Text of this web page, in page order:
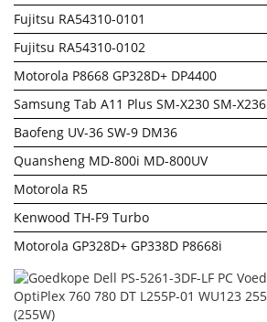
Fujitsu RA54310-0101
Fujitsu RA54310-0102
Motorola P8668 GP328D+ DP4400
Samsung Tab A11 Plus SM-X230 SM-X236
Baofeng UV-36 SW-9 DM36
Quansheng MD-800i MD-800UV
Motorola R5
Kenwood TH-F9 Turbo
Motorola GP328D+ GP338D P8668i